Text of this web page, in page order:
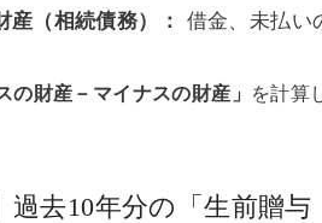
産（相続債務）： 借金、未払い
の財産－マイナスの財産」 を計算
過去10年分の「生前贈